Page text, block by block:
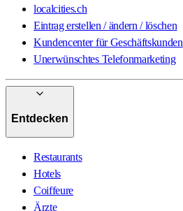
localcities.ch
Eintrag erstellen / ändern / löschen
Kundencenter für Geschäftskunden
Unerwünschtes Telefonmarketing
Entdecken
Restaurants
Hotels
Coiffeure
Ärzte